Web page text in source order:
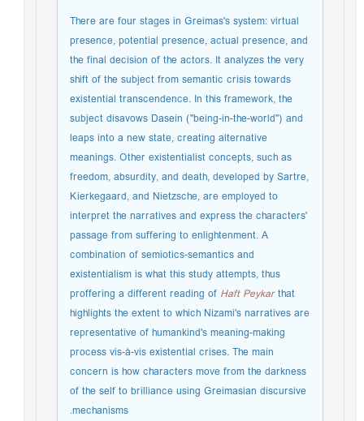
There are four stages in Greimas's system: virtual
presence, potential presence, actual presence, and
the final decision of the actors. It analyzes the very
shift of the subject from semantic crisis towards
existential transcendence. In this framework, the
subject disavows Dasein ("being-in-the-world") and
leaps into a new state, creating alternative
meanings. Other existentialist concepts, such as
freedom, absurdity, and death, developed by Sartre,
Kierkegaard, and Nietzsche, are employed to
interpret the narratives and express the characters'
passage from suffering to enlightenment. A
combination of semiotics-semantics and
existentialism is what this study attempts, thus
proffering a different reading ofHaft Peykarthat
highlights the extent to which Nizami's narratives are
representative of humankind's meaning-making
process vis-à-vis existential crises. The main
concern is how characters move from the darkness
of the self to brilliance using Greimasian discursive
mechanisms.